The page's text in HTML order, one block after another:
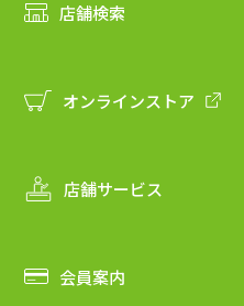
店舗検索
オンラインストア
店舗サービス
会員案内